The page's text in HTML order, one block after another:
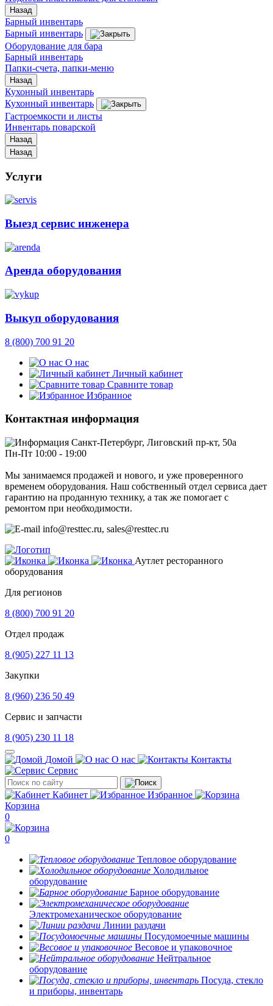
Назад
Барный инвентарь
Барный инвентарь
Оборудование для бара
Барный инвентарь
Папки-счета, папки-меню
Назад
Кухонный инвентарь
Кухонный инвентарь
Гастроемкости и листы
Инвентарь поварской
Назад
Назад
Услуги
Выезд сервис инженера
Аренда оборудования
Выкуп оборудования
8 (800) 700 91 20
О нас
Личный кабинет
Сравните товар
Избранное
Контактная информация
Санкт-Петербург, Лиговский пр-кт, 50а
Пн-Пт 10:00 - 19:00
Мы занимаемся продажей и нового, и уже проверенного
временем оборудования. Наш собственный отдел сервиса дает
гарантию на проданную технику, а так же помогает с
ремонтом при необходимости.
info@resttec.ru, sales@resttec.ru
Аутлет ресторанного
оборудования
Для регионов
8 (800) 700 91 20
Отдел продаж
8 (905) 227 11 13
Закупки
8 (960) 236 50 49
Сервис и запчасти
8 (905) 230 11 18
Домой О нас
Контакты
Сервис
Кабинет
Избранное
Корзина
0
0
Тепловое оборудование
Холодильное
оборудование
Барное оборудование
Электромеханическое оборудование
Линии раздачи
Посудомоечные машины
Весовое и упаковочное
Нейтральное
оборудование
Посуда, стекло
и приборы, инвентарь